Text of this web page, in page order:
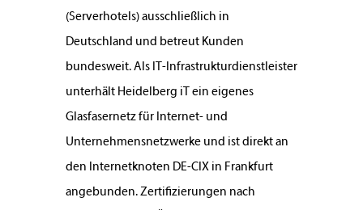
(Serverhotels) ausschließlich in
Deutschland und betreut Kunden
bundesweit. Als IT-Infrastrukturdienstleister
unterhält Heidelberg iT ein eigenes
Glasfasernetz für Internet- und
Unternehmensnetzwerke und ist direkt an
den Internetknoten DE-CIX in Frankfurt
angebunden. Zertifizierungen nach